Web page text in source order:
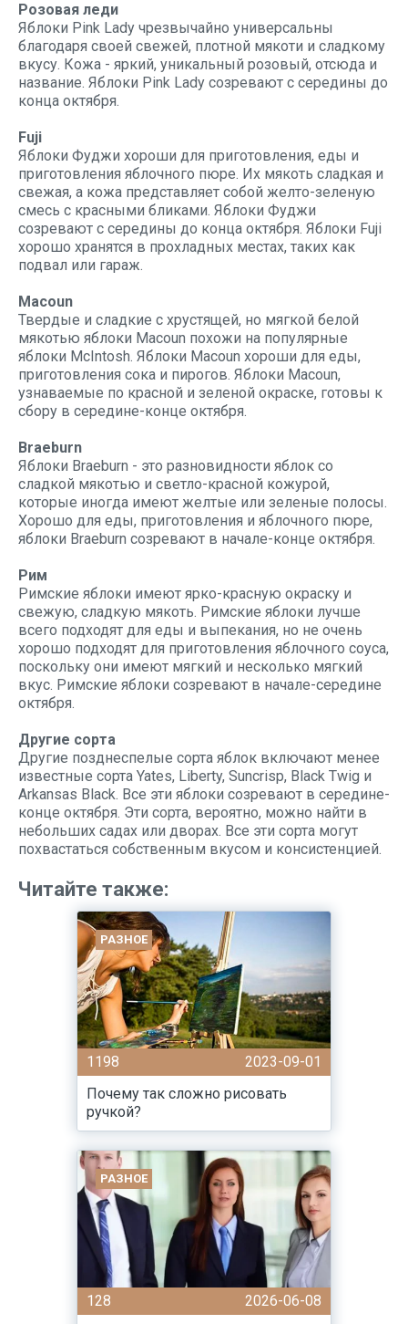
Розовая леди
Яблоки Pink Lady чрезвычайно универсальны
благодаря своей свежей, плотной мякоти и сладкому
вкусу. Кожа - яркий, уникальный розовый, отсюда и
название. Яблоки Pink Lady созревают с середины до
конца октября.
Fuji
Яблоки Фуджи хороши для приготовления, еды и
приготовления яблочного пюре. Их мякоть сладкая и
свежая, а кожа представляет собой желто-зеленую
смесь с красными бликами. Яблоки Фуджи
созревают с середины до конца октября. Яблоки Fuji
хорошо хранятся в прохладных местах, таких как
подвал или гараж.
Macoun
Твердые и сладкие с хрустящей, но мягкой белой
мякотью яблоки Macoun похожи на популярные
яблоки McIntosh. Яблоки Macoun хороши для еды,
приготовления сока и пирогов. Яблоки Macoun,
узнаваемые по красной и зеленой окраске, готовы к
сбору в середине-конце октября.
Braeburn
Яблоки Braeburn - это разновидности яблок со
сладкой мякотью и светло-красной кожурой,
которые иногда имеют желтые или зеленые полосы.
Хорошо для еды, приготовления и яблочного пюре,
яблоки Braeburn созревают в начале-конце октября.
Рим
Римские яблоки имеют ярко-красную окраску и
свежую, сладкую мякоть. Римские яблоки лучше
всего подходят для еды и выпекания, но не очень
хорошо подходят для приготовления яблочного соуса,
поскольку они имеют мягкий и несколько мягкий
вкус. Римские яблоки созревают в начале-середине
октября.
Другие сорта
Другие позднеспелые сорта яблок включают менее
известные сорта Yates, Liberty, Suncrisp, Black Twig и
Arkansas Black. Все эти яблоки созревают в середине-
конце октября. Эти сорта, вероятно, можно найти в
небольших садах или дворах. Все эти сорта могут
похвастаться собственным вкусом и консистенцией.
Читайте также:
РАЗНОЕ
1198
2023-09-01
Почему так сложно рисовать
ручкой?
РАЗНОЕ
128 2026-06-08